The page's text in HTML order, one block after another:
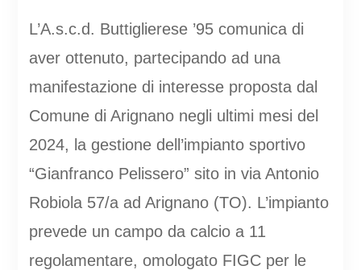
L’A.s.c.d. Buttiglierese ’95 comunica di
aver ottenuto, partecipando ad una
manifestazione di interesse proposta dal
Comune di Arignano negli ultimi mesi del
2024, la gestione dell’impianto sportivo
“Gianfranco Pelissero” sito in via Antonio
Robiola 57/a ad Arignano (TO). L’impianto
prevede un campo da calcio a 11
regolamentare, omologato FIGC per le